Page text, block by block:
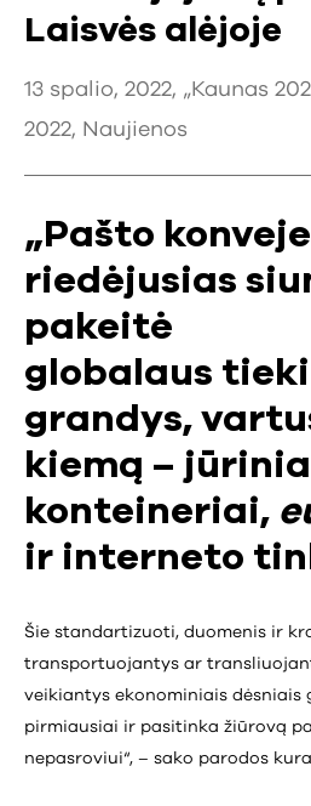
Laisvės alėjoje
13 spalio, 2022, „Kaunas
2022, Naujienos
„Pašto
riedėjusias
pakeitė
globalaus
grandys,
kiemą –
konteineriai,
ir interneto
Šie standartizuoti, duomenis ir
transportuojantys ar
veikiantys ekonominiais dėsniais
pirmiausiai ir pasitinka žiūrovą
nepasroviui“, – sako parodos